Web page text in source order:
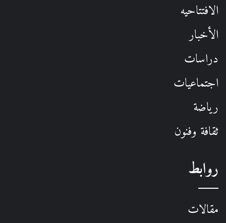
الافتتاحيه
الأخبار
دراسات
اجتماعيات
رياضة
ثقافة وفنون
روابط
مقالات